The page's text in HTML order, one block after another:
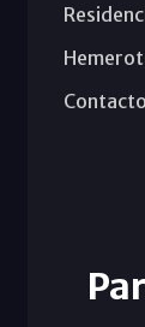
Contacto